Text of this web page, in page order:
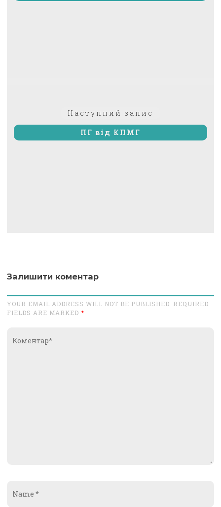
Наступний запис
ПГ від КПМГ
Залишити коментар
YOUR EMAIL ADDRESS WILL NOT BE PUBLISHED. REQUIRED
FIELDS ARE MARKED *